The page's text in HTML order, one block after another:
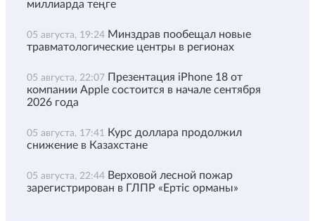
миллиарда теңге
05 августа, 19:24 Минздрав пообещал новые
травматологические центры в регионах
05 августа, 22:07 Презентация iPhone 18 от
компании Apple состоится в начале сентября
2026 года
05 августа, 17:41 Курс доллара продолжил
снижение в Казахстане
05 августа, 22:44 Верховой лесной пожар
зарегистрирован в ГЛПР «Ертіс орманы»